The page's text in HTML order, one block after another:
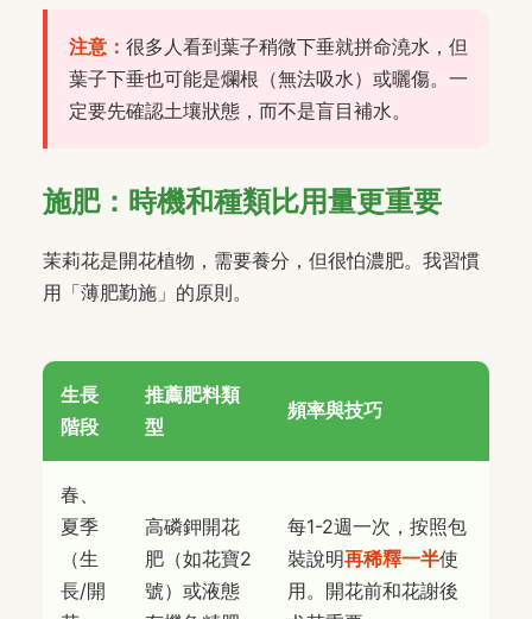
注意： 很多人看到葉子稍微下垂就拼命澆水，但
葉子下垂也可能是爛根（無法吸水）或曬傷。一
定要先確認土壤狀態，而不是盲目補水。
施肥：時機和種類比用量更重要
茉莉花是開花植物，需要養分，但很怕濃肥。我習慣
用「薄肥勤施」的原則。
生長
階段
推薦肥料類
型
頻率與技巧
春、
夏季
（生
長/開
高磷鉀開花
肥（如花寶2
號）或液態
每1-2週一次，按照包
裝說明再稀釋一半使
用。開花前和花謝後